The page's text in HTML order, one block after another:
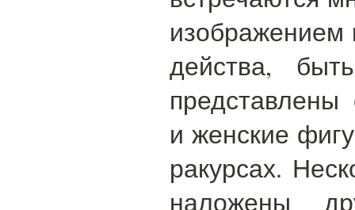
изображением
действа,
и женские
ракурсах.
наложены